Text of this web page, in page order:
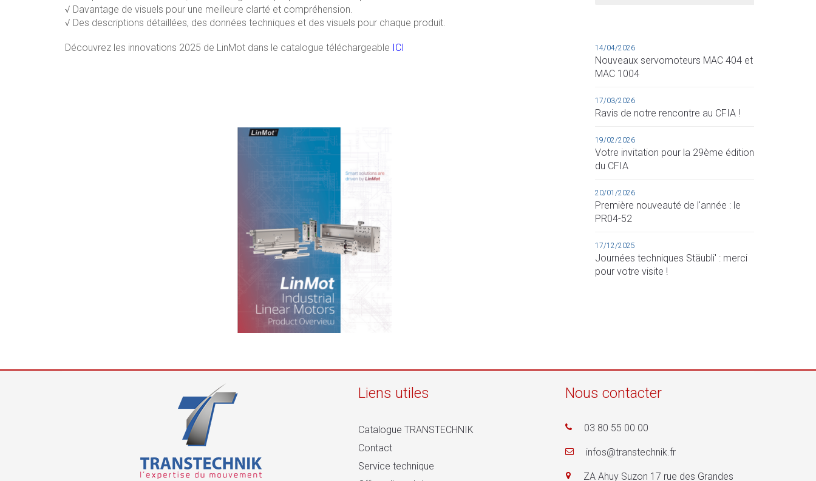
√ Davantage de visuels pour une meilleure clarté et compréhension.
√ Des descriptions détaillées, des données techniques et des visuels pour chaque produit.
Découvrez les innovations 2025 de LinMot dans le catalogue téléchargeable ICI 14/04/2026
Nouveaux servomoteurs MAC 404 et
MAC 1004
17/03/2026
Ravis de notre rencontre au CFIA !
19/02/2026
Votre invitation pour la 29ème édition
du CFIA
20/01/2026
Première nouveauté de l'année : le
PR04-52
17/12/2025
Journées techniques Stäubli' : merci
pour votre visite !
Liens utiles
Catalogue TRANSTECHNIK
Contact
Service technique
Nous contacter
03 80 55 00 00
infos@transtechnik.fr
ZA Ahuy Suzon 17 rue des Grandes